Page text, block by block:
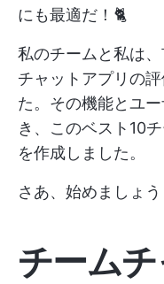
にも最適だ！🐈
私のチームと私は
チャットアプリの
た。その機能とユ
き、このベスト10
を作成しました。
さあ、始めましょ
チーム